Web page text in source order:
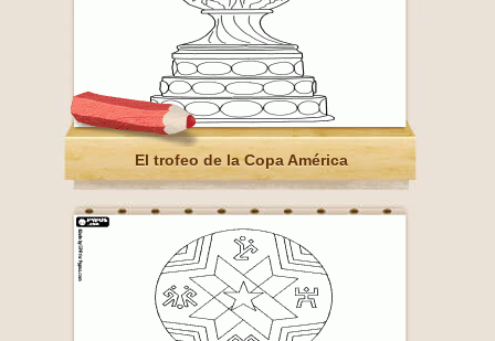
El trofeo de la Copa América